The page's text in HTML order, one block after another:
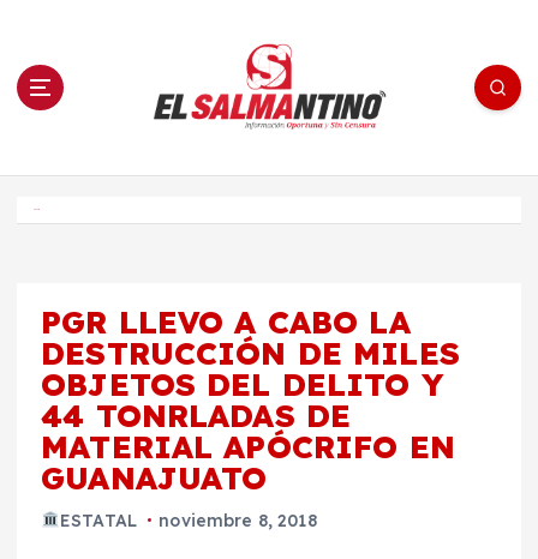
n El Salmantino - medios/noticias/editorial
PGR LLEVO A CABO LA
DESTRUCCIÓN DE MILES
OBJETOS DEL DELITO Y
44 TONRLADAS DE
MATERIAL APÓCRIFO EN
GUANAJUATO
ESTATAL noviembre 8, 2018